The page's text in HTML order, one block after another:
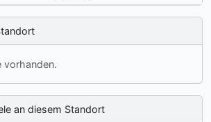
vorhanden.
an diesem Standort